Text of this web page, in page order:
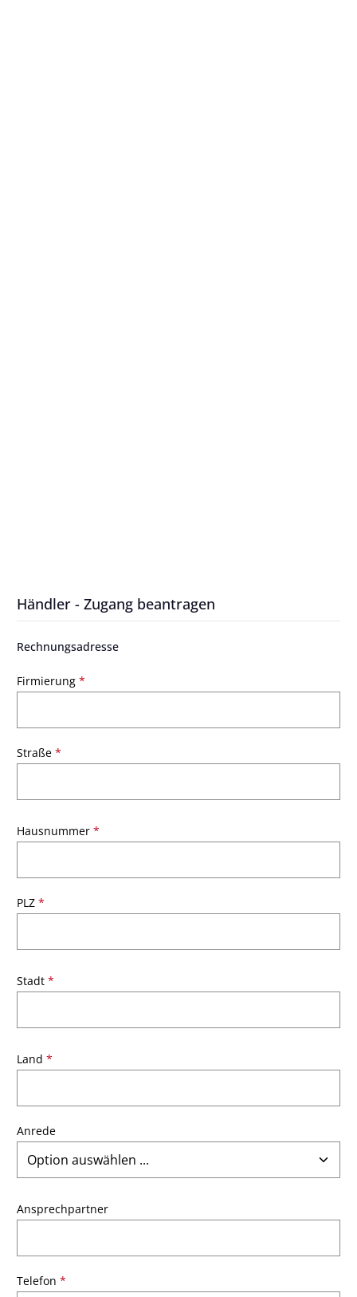
Händler - Zugang beantragen
Rechnungsadresse
Firmierung *
Straße *
Hausnummer *
PLZ *
Stadt *
Land *
Anrede
Ansprechpartner
Telefon *